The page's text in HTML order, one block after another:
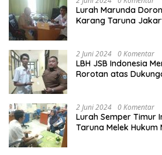
Lurah Marunda
Karang Taruna
2 Juni 2024 0 Komentar
LBH JSB Indonesia
Rorotan atas
2 Juni 2024 0 Komentar
Lurah Semper Timur
Taruna Melek Hukum